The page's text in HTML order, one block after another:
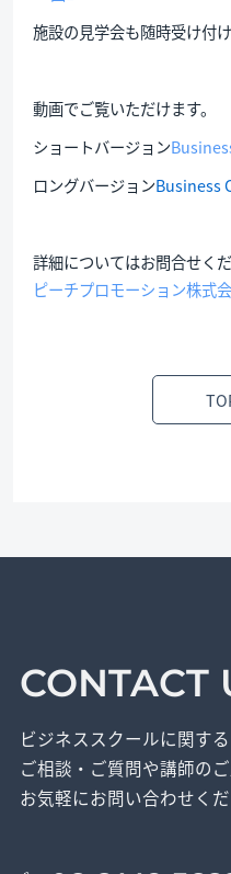
施設の見学会も随時受け付け
動画でご覧いただけます。
ショートバージョン
ロングバージョンBusiness
詳細についてはお問合せくだ
ピーチプロモーション株式
CONTACT
ビジネススクールに関する
ご相談・ご質問や講師のご
お気軽にお問い合わせくだ